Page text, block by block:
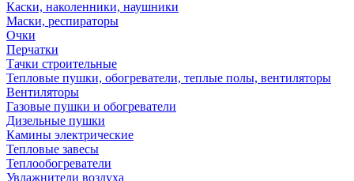
Каски, наколенники, наушники
Маски, респираторы
Очки
Перчатки
Тачки строительные
Тепловые пушки, обогреватели, теплые полы, вентиляторы
Вентиляторы
Газовые пушки и обогреватели
Дизельные пушки
Камины электрические
Тепловые завесы
Теплообогреватели
Увлажнители воздуха